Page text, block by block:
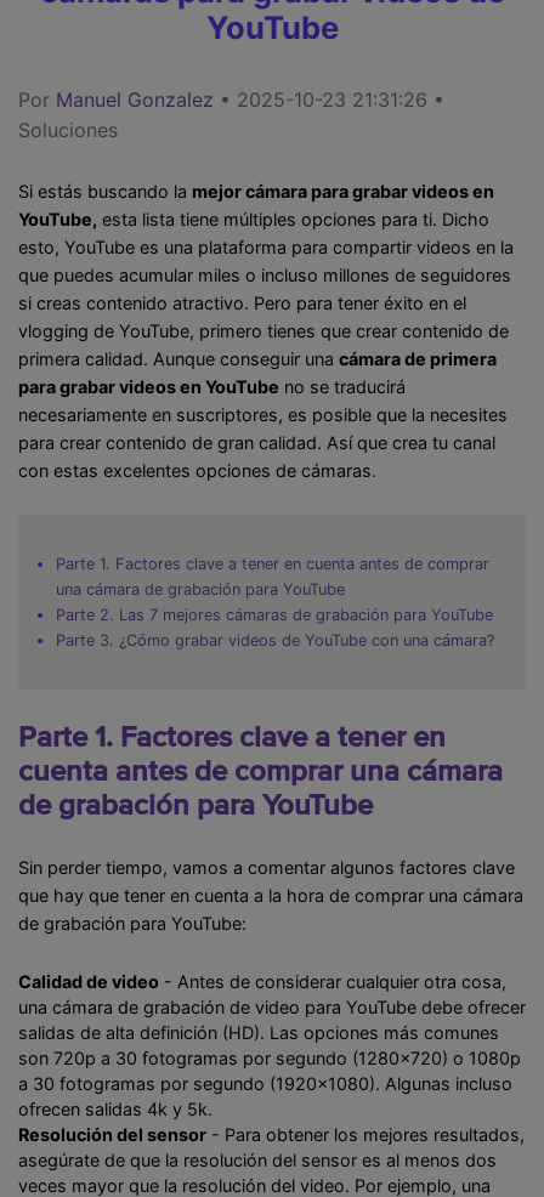
YouTube
Por Manuel Gonzalez • 2025-10-23 21:31:26 •
Soluciones
Si estás buscando la mejor cámara para grabar videos en
YouTube, esta lista tiene múltiples opciones para ti. Dicho
esto, YouTube es una plataforma para compartir videos en la
que puedes acumular miles o incluso millones de seguidores
si creas contenido atractivo. Pero para tener éxito en el
vlogging de YouTube, primero tienes que crear contenido de
primera calidad. Aunque conseguir una cámara de primera
para grabar videos en YouTube no se traducirá
necesariamente en suscriptores, es posible que la necesites
para crear contenido de gran calidad. Así que crea tu canal
con estas excelentes opciones de cámaras.
Parte 1. Factores clave a tener en cuenta antes de comprar
una cámara de grabación para YouTube
Parte 2. Las 7 mejores cámaras de grabación para YouTube
Parte 3. ¿Cómo grabar videos de YouTube con una cámara?
Parte 1. Factores clave a tener en
cuenta antes de comprar una cámara
de grabación para YouTube
Sin perder tiempo, vamos a comentar algunos factores clave
que hay que tener en cuenta a la hora de comprar una cámara
de grabación para YouTube:
Calidad de video - Antes de considerar cualquier otra cosa,
una cámara de grabación de video para YouTube debe ofrecer
salidas de alta definición (HD). Las opciones más comunes
son 720p a 30 fotogramas por segundo (1280x720) o 1080p
a 30 fotogramas por segundo (1920x1080). Algunas incluso
ofrecen salidas 4k y 5k.
Resolución del sensor - Para obtener los mejores resultados,
asegúrate de que la resolución del sensor es al menos dos
veces mayor que la resolución del video. Por ejemplo, una